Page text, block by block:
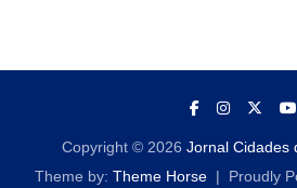
Copyright © 2026 Jornal Cidades
Theme by: Theme Horse Proudly